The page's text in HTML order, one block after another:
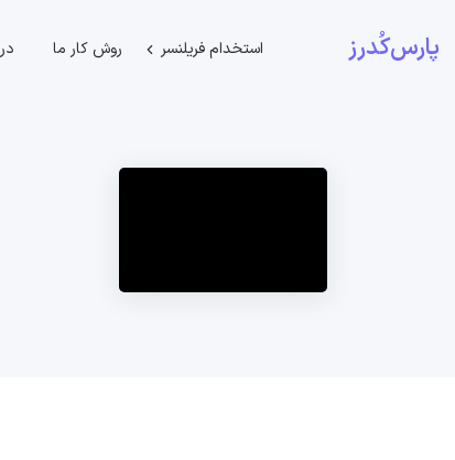
پارس‌کُدرز استخدام فریلنسر روش کار ما